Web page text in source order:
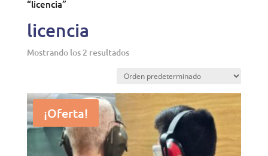
“licencia”
licencia
Mostrando los 2 resultados
¡Oferta!